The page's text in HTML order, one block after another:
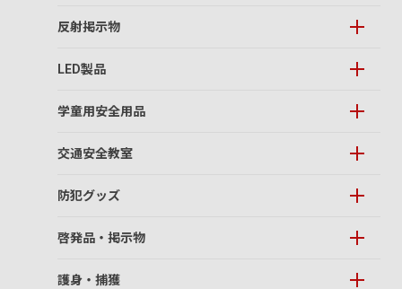
反射掲示物
LED製品
学童用安全用品
交通安全教室
防犯グッズ
啓発品・掲示物
護身・捕獲